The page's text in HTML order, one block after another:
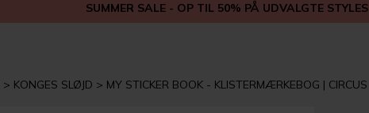
SUMMER SALE - OP TIL 50% PÅ UDVALGTE STYLES
KONGES SLØJD MY STICKER BOOK - KLISTERMÆRKEBOG | CIRCUS